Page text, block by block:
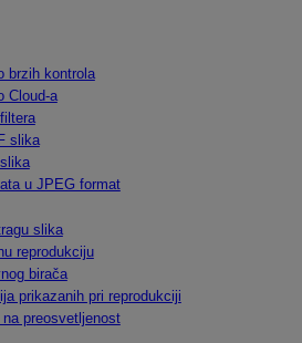
brzih kontrola
Cloud-a
slika
u JPEG format
slika
reprodukciju
birača
prikazanih pri reprodukciji
preosvetljenost